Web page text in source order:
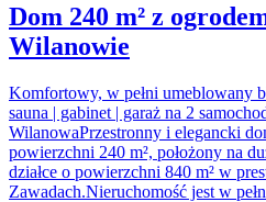
Dom 240 m² z
Wilanowie
Komfortowy, w pełni umeblowany
sauna | gabinet | garaż na 2
WilanowaPrzestronny i elegancki
powierzchni 240 m², położony na
działce o powierzchni 840 m² w
Zawadach.Nieruchomość jest w